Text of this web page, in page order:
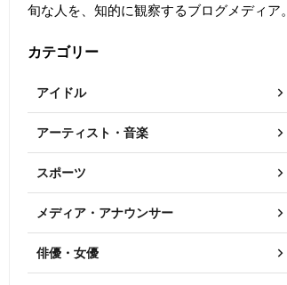
旬な人を、知的に観察するブログメディア。
カテゴリー
アイドル
アーティスト・音楽
スポーツ
メディア・アナウンサー
俳優・女優